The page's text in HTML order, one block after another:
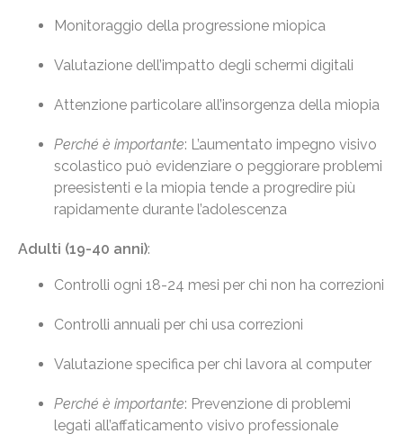
Monitoraggio della progressione miopica
Valutazione dell’impatto degli schermi digitali
Attenzione particolare all’insorgenza della miopia
Perché è importante: L’aumentato impegno visivo
scolastico può evidenziare o peggiorare problemi
preesistenti e la miopia tende a progredire più
rapidamente durante l’adolescenza
Adulti (19-40 anni):
Controlli ogni 18-24 mesi per chi non ha correzioni
Controlli annuali per chi usa correzioni
Valutazione specifica per chi lavora al computer
Perché è importante: Prevenzione di problemi
legati all’affaticamento visivo professionale